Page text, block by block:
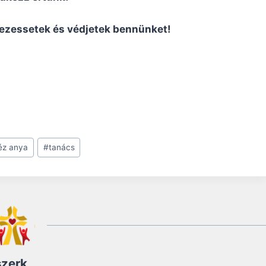
és védjetek bennünket!
anya #tanács